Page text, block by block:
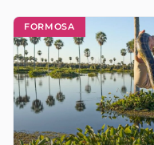
FORMOSA